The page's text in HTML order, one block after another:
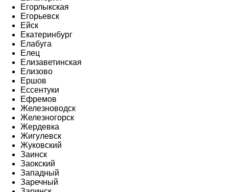
Егорлыкская
Егорьевск
Ейск
Екатеринбург
Елабуга
Елец
Елизаветинская
Елизово
Ершов
Ессентуки
Ефремов
Железноводск
Железногорск
Жердевка
Жигулевск
Жуковский
Заинск
Заокский
Западный
Заречный